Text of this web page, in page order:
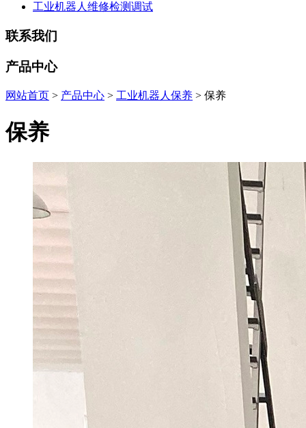
工业机器人维修检测调试
联系我们
产品中心
网站首页 > 产品中心 > 工业机器人保养 > 保养
保养